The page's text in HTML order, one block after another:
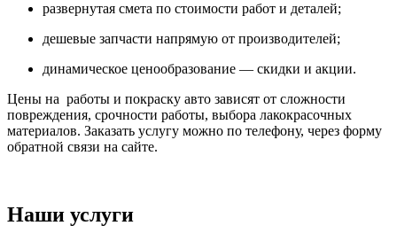
развернутая смета по стоимости работ и деталей;
дешевые запчасти напрямую от производителей;
динамическое ценообразование — скидки и акции.
Цены на работы и покраску авто зависят от сложности
повреждения, срочности работы, выбора лакокрасочных
материалов. Заказать услугу можно по телефону, через форму
обратной связи на сайте.
Наши услуги